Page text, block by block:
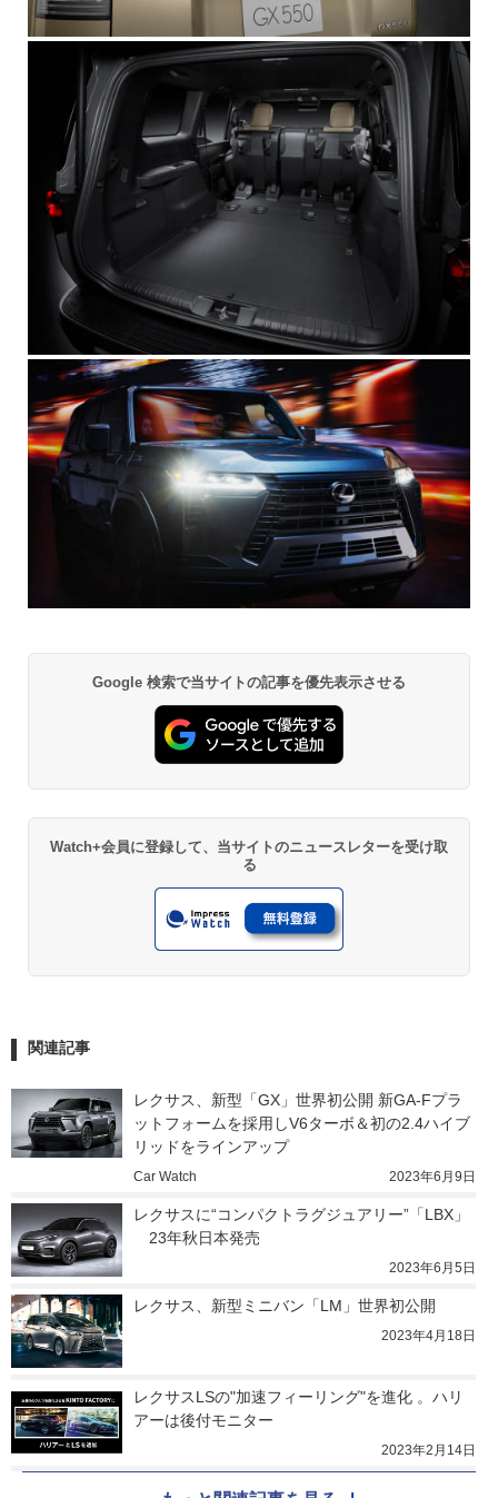
Google 検索で当サイトの記事を優先表示させる
Watch+会員に登録して、当サイトのニュースレターを受け取
る
関連記事
レクサス、新型「GX」世界初公開 新GA-Fプラ
ットフォームを採用しV6ターボ＆初の2.4ハイブ
リッドをラインアップ
Car Watch 2023年6月9日
レクサスに“コンパクトラグジュアリー”「LBX」
23年秋日本発売
2023年6月5日
レクサス、新型ミニバン「LM」世界初公開
2023年4月18日
レクサスLSの"加速フィーリング"を進化 。ハリ
アーは後付モニター
2023年2月14日